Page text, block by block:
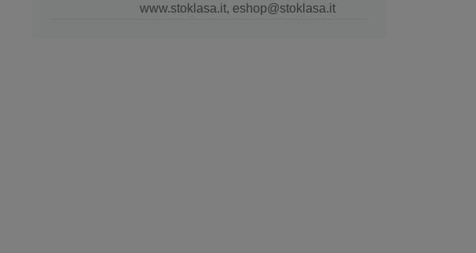
www.stoklasa.it, eshop@stoklasa.it